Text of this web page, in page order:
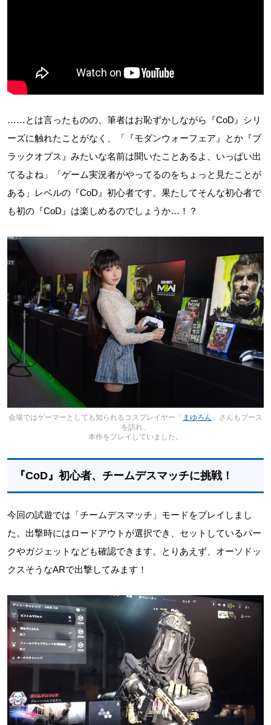
……とは言ったものの、筆者はお恥ずかしながら『CoD』シリ
ーズに触れたことがなく、「『モダンウォーフェア』とか『ブ
ラックオプス』みたいな名前は聞いたことあるよ、いっぱい出
てるよね」「ゲーム実況者がやってるのをちょっと見たことが
ある」レベルの『CoD』初心者です。果たしてそんな初心者で
も初の『CoD』は楽しめるのでしょうか…！？
会場ではゲーマーとしても知られるコスプレイヤー「 まゆろん 」さんもブース
を訪れ、
本作をプレイしていました。
『CoD』初心者、チームデスマッチに挑戦！
今回の試遊では「チームデスマッチ」モードをプレイしまし
た。出撃時にはロードアウトが選択でき、セットしているパー
クやガジェットなども確認できます。とりあえず、オーソドッ
クスそうなARで出撃してみます！